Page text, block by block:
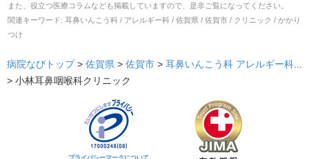
また、役立つ医療コラムなども掲載していますので、是非ご覧になってください。
関連キーワード: 耳鼻いんこう科 / アレルギー科 / 佐賀県 / 佐賀市 / クリニック / かかり
つけ
病院なびトップ > 佐賀県 > 佐賀市 > 耳鼻いんこう科 アレルギー科...
> 小林耳鼻咽喉科クリニック